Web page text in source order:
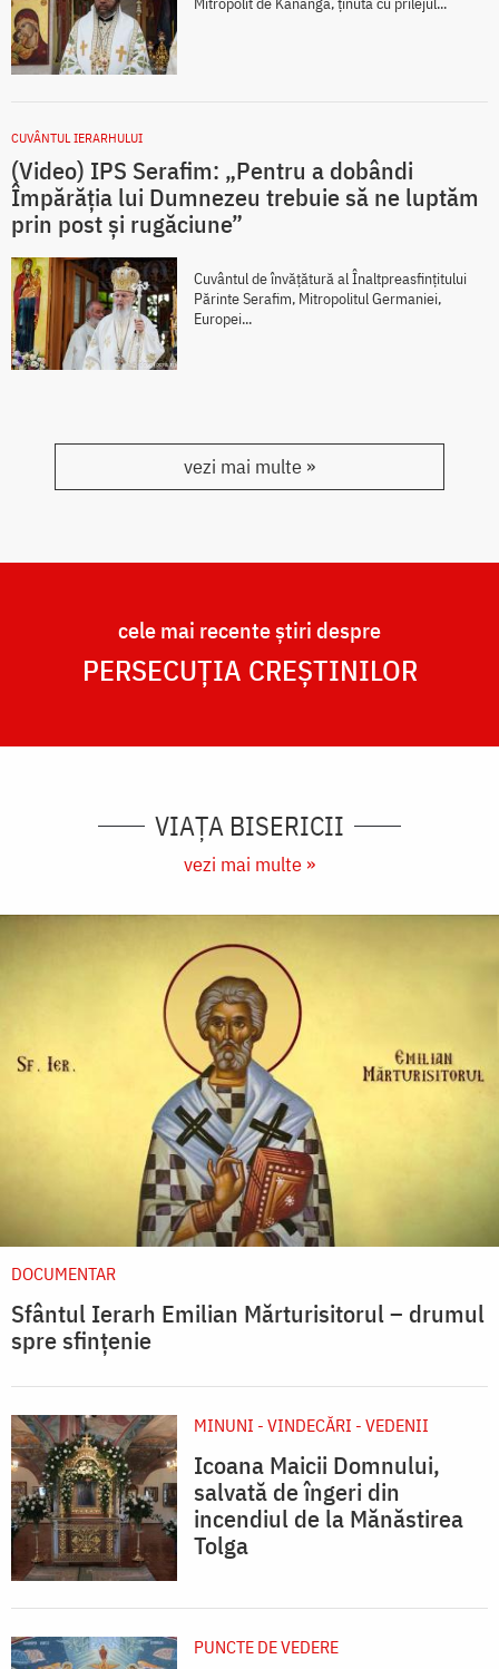
CUVÂNTUL IERARHULUI
(Video) IPS Serafim: „Pentru a dobândi
Împărăția lui Dumnezeu trebuie să ne luptăm
prin post și rugăciune”
Cuvântul de învățătură al Înaltpreasfințitului
Părinte Serafim, Mitropolitul Germaniei,
Europei...
vezi mai multe »
cele mai recente știri despre
PERSECUȚIA CREȘTINILOR
VIAȚA BISERICII
vezi mai multe »
DOCUMENTAR
Sfântul Ierarh Emilian Mărturisitorul – drumul
spre sfințenie
MINUNI - VINDECĂRI - VEDENII
Icoana Maicii Domnului,
salvată de îngeri din
incendiul de la Mănăstirea
Tolga
PUNCTE DE VEDERE